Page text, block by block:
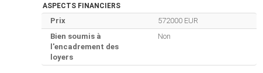
ASPECTS FINANCIERS
Prix
572000 EUR
Bien soumis à
l'encadrement des
loyers
Non